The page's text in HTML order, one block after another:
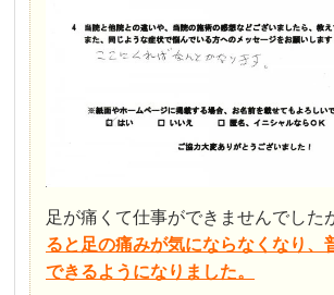
足が痛くて仕事ができませんでした
ると足の痛みが気にならなくなり、
できるようになりました。